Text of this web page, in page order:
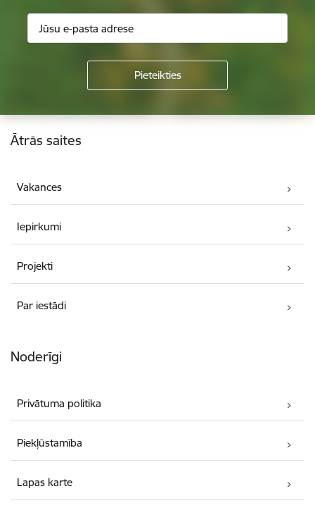
Kājene
Ātrās saites
Vakances
Iepirkumi
Projekti
Par iestādi
Noderīgi
Privātuma politika
Piekļūstamība
Lapas karte